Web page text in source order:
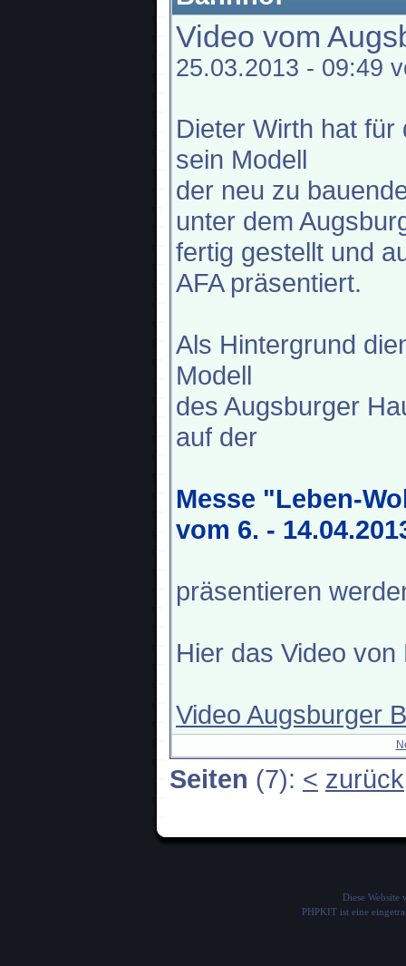
Video vom
25.03.2013 - 09:49
Dieter Wirth hat
sein Modell
der neu zu
unter dem
fertig gestellt und
AFA präsentiert.
Als Hintergrund
Modell
des Augsburger
auf der
Messe "Leben-
vom 6. -
präsentieren
Hier das Video von
Video Augsburger
Seiten (7): < zurück
Diese Website
PHPKIT ist eine